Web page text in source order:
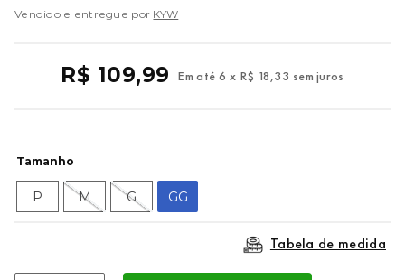
Vendido e entregue por KYW
R$ 109,99 Em até 6 x R$ 18,33 sem juros
Tamanho
P M G GG
Tabela de medida
9º bermuda
mochila oakley